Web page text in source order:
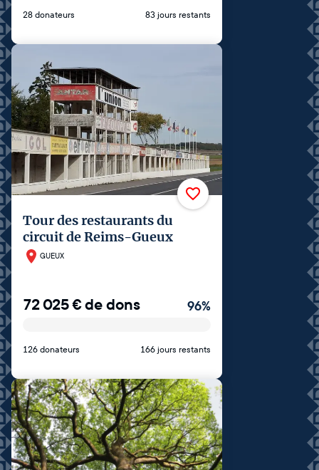
28 donateurs 83 jours restants
Tour des restaurants du
circuit de Reims-Gueux
GUEUX
72 025€de dons 96%
126 donateurs 166 jours restants